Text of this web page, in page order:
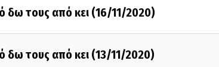
δω τους από κει (16/11/2020)
δω τους από κει (13/11/2020)